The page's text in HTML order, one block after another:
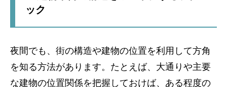
ック
夜間でも、街の構造や建物の位置を利用して方角
を知る方法があります。たとえば、大通りや主要
な建物の位置関係を把握しておけば、ある程度の